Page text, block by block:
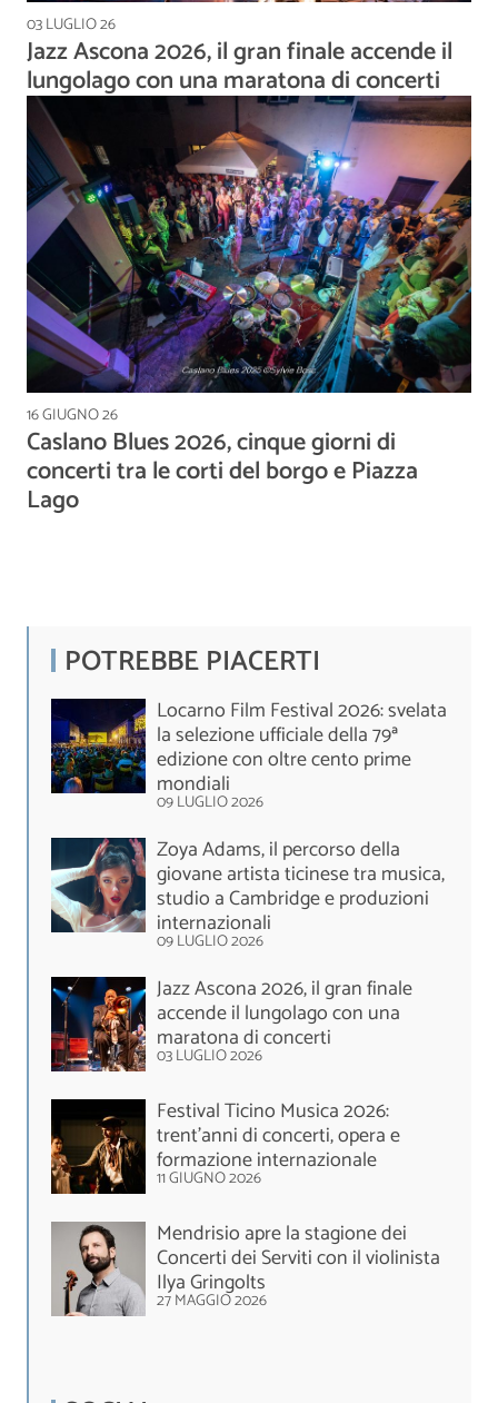
03 LUGLIO 26
Jazz Ascona 2026, il gran finale accende il
lungolago con una maratona di concerti
16 GIUGNO 26
Caslano Blues 2026, cinque giorni di
concerti tra le corti del borgo e Piazza
Lago
POTREBBE PIACERTI
Locarno Film Festival 2026: svelata
la selezione ufficiale della 79ª
edizione con oltre cento prime
mondiali
09 LUGLIO 2026
Zoya Adams, il percorso della
giovane artista ticinese tra musica,
studio a Cambridge e produzioni
internazionali
09 LUGLIO 2026
Jazz Ascona 2026, il gran finale
accende il lungolago con una
maratona di concerti
03 LUGLIO 2026
Festival Ticino Musica 2026:
trent’anni di concerti, opera e
formazione internazionale
11 GIUGNO 2026
Mendrisio apre la stagione dei
Concerti dei Serviti con il violinista
Ilya Gringolts
27 MAGGIO 2026